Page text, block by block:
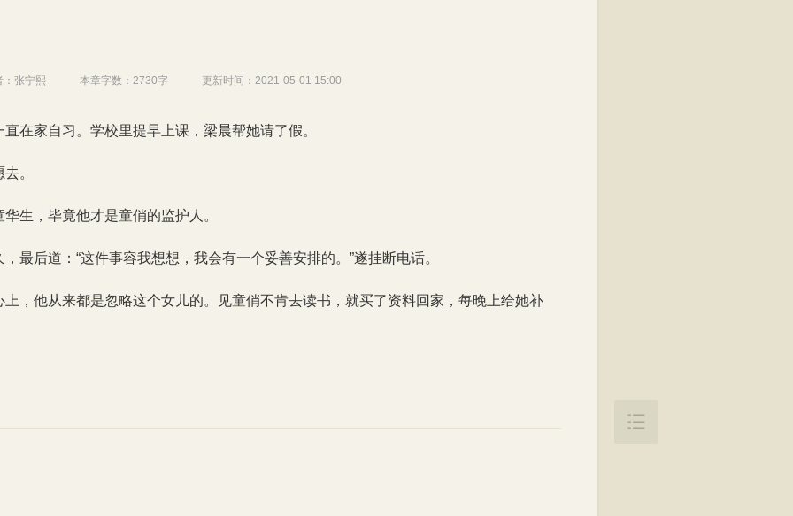
张宁熙 本章字数： 2730字 更新时间： 2021-05-01 15:00
在家自习。学校里提早上课，梁晨帮她请了假。
。
生，毕竟他才是童俏的监护人。
最后道：“这件事容我想想，我会有一个妥善安排的。”遂挂断电话。
，他从来都是忽略这个女儿的。见童俏不肯去读书，就买了资料回家，每晚上给她补
